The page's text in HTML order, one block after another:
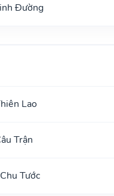
Đường
Lao
Trận
Tước